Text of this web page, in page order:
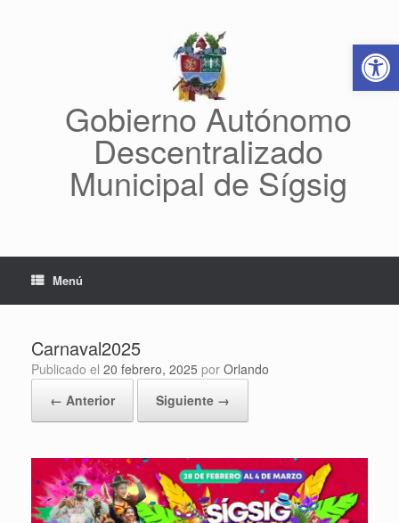
Abrir
Gobierno Autónomo
Descentralizado
Municipal de Sígsig
Menú
Carnaval2025
Publicado el 20 febrero, 2025 por Orlando
← Anterior
Siguiente →